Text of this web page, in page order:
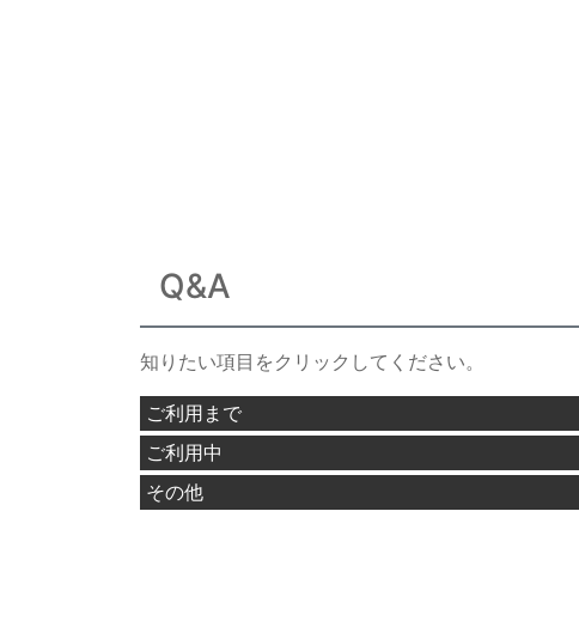
Q&A
知りたい項目をクリックしてください。
ご利用まで
ご利用中
その他